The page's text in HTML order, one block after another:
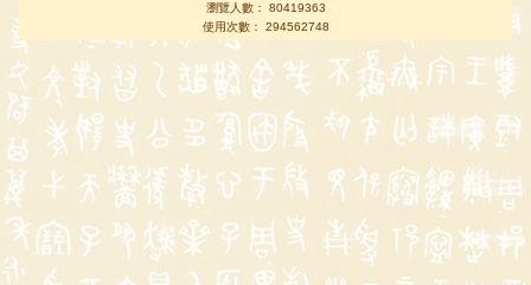
瀏覽人數： 80419363
使用次數： 294562748